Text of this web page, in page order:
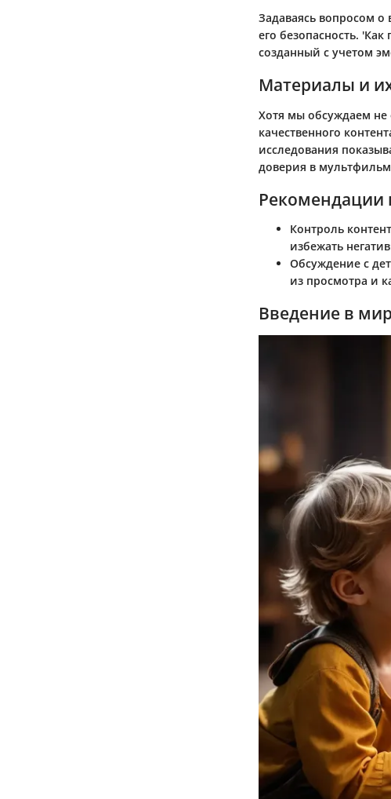
Задаваясь вопросом
его безопасность.
созданный с учетом
Материалы и
Хотя мы обсуждаем не
качественного
исследования
доверия в
Рекомендации
Контроль
избежать
Обсуждение с
из просмотра и
Введение в